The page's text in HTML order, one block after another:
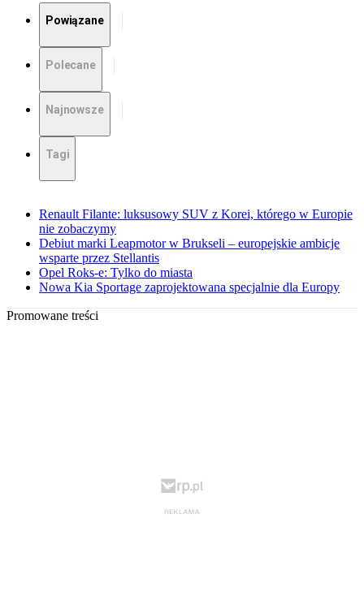
Powiązane
Polecane
Najnowsze
Tagi
Renault Filante: luksusowy SUV z Korei, którego w Europie
nie zobaczymy
Debiut marki Leapmotor w Brukseli – europejskie ambicje
wsparte przez Stellantis
Opel Roks-e: Tylko do miasta
Nowa Kia Sportage zaprojektowana specjalnie dla Europy
Promowane treści